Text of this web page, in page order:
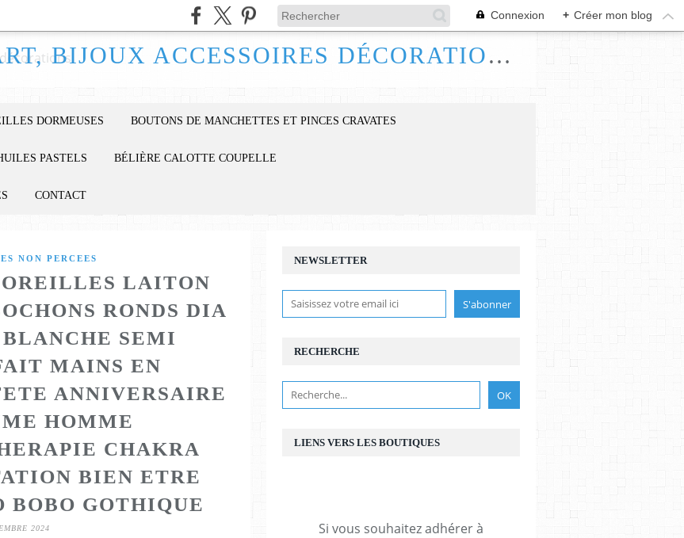
Connexion + Créer mon blog
FRANCE HANDI ART, BIJOUX ACCESSOIRES DÉCORATIONS
DORMEUSES BOUTONS DE MANCHETTES ET PINCES CRAVATES
PASTELS BÉLIÈRE CALOTTE COUPELLE
CONTACT
NON PERCEES
LAITON
RONDS DIA
SEMI
MAINS EN
ANNIVERSAIRE
HOMME
CHAKRA
BIEN ETRE
BOBO GOTHIQUE
2024
NEWSLETTER
RECHERCHE
LIENS VERS LES BOUTIQUES
Si vous souhaitez adhérer à